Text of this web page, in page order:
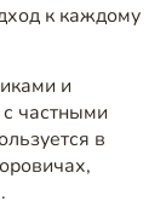
к каждому
и
частными
в